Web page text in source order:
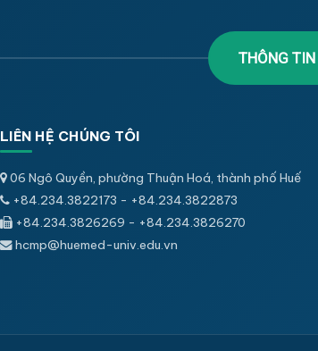
THÔNG
LIÊN HỆ CHÚNG TÔI
06 Ngô Quyền, phường Thuận Hoá, thành phố Huế
+84.234.3822173 - +84.234.3822873
+84.234.3826269 - +84.234.3826270
hcmp@huemed-univ.edu.vn